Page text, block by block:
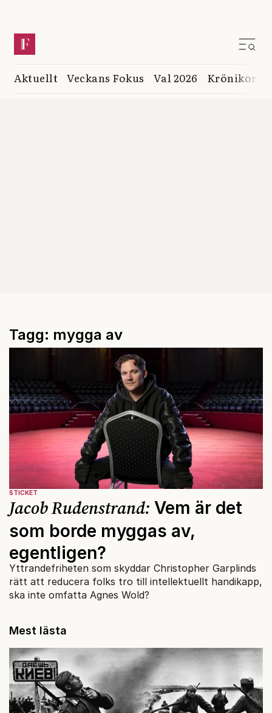
Aktuellt Veckans Fokus Val 2026 Krönikor
Tagg: mygga av
STICKET
Jacob Rudenstrand: Vem är det
som borde myggas av,
egentligen?
Yttrandefriheten som skyddar Christopher Garplinds
rätt att reducera folks tro till intellektuellt handikapp,
ska inte omfatta Agnes Wold?
Mest lästa